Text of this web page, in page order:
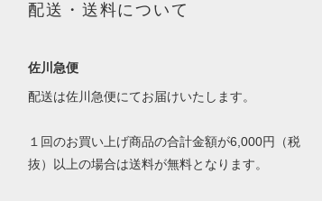
配送・送料について
佐川急便
配送は佐川急便にてお届けいたします。
１回のお買い上げ商品の合計金額が6,000円（税
抜）以上の場合は送料が無料となります。